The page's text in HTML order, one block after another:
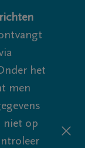
het
men
niet op